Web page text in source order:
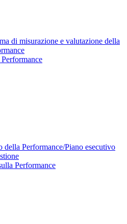
di misurazione e valutazione della
della Performance/Piano esecutivo
Performance